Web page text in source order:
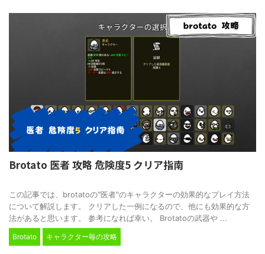
Brotato 医者 攻略 危険度5 クリア指南
この記事では、brotatoの"医者"のキャラクターの効果的なプレイ方法
について解説します。 クリアした一例になるので、他にも効果的な方
法があると思います。 参考になれば幸い。 Brotatoの武器や ...
Brotato キャラクター毎の攻略